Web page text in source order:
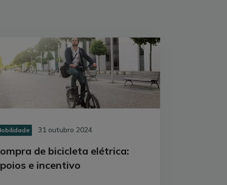
de ciclistas - não para
estudar, comprar, divertir-se,
31 outubro 2024
de bicicleta elétrica:
e incentivo